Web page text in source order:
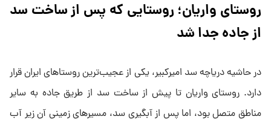
روستای واریان؛ روستایی که پس از ساخت سد
از جاده جدا شد
در حاشیه دریاچه سد امیرکبیر، یکی از عجیب‌ترین روستاهای ایران قرار
دارد. روستای واریان تا پیش از ساخت سد از طریق جاده به سایر
مناطق متصل بود، اما پس از آبگیری سد، مسیرهای زمینی آن زیر آب